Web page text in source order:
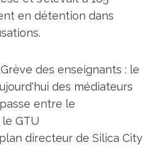
en détention dans
Grève des enseignants : le
des médiateurs
entre le
GTU
directeur de Silica City